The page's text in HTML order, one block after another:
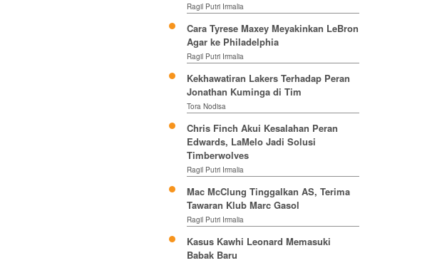
Ragil Putri Irmalia
Cara Tyrese Maxey Meyakinkan LeBron
Agar ke Philadelphia
Ragil Putri Irmalia
Kekhawatiran Lakers Terhadap Peran
Jonathan Kuminga di Tim
Tora Nodisa
Chris Finch Akui Kesalahan Peran
Edwards, LaMelo Jadi Solusi
Timberwolves
Ragil Putri Irmalia
Mac McClung Tinggalkan AS, Terima
Tawaran Klub Marc Gasol
Ragil Putri Irmalia
Kasus Kawhi Leonard Memasuki
Babak Baru